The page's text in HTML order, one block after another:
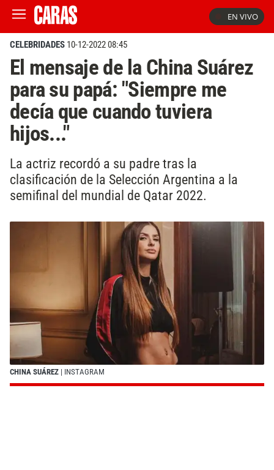
EN VIVO
CELEBRIDADES 10-12-2022 08:45
El mensaje de la China Suárez
para su papá: "Siempre me
decía que cuando tuviera
hijos..."
La actriz recordó a su padre tras la
clasificación de la Selección Argentina a la
semifinal del mundial de Qatar 2022.
CHINA SUÁREZ | INSTAGRAM